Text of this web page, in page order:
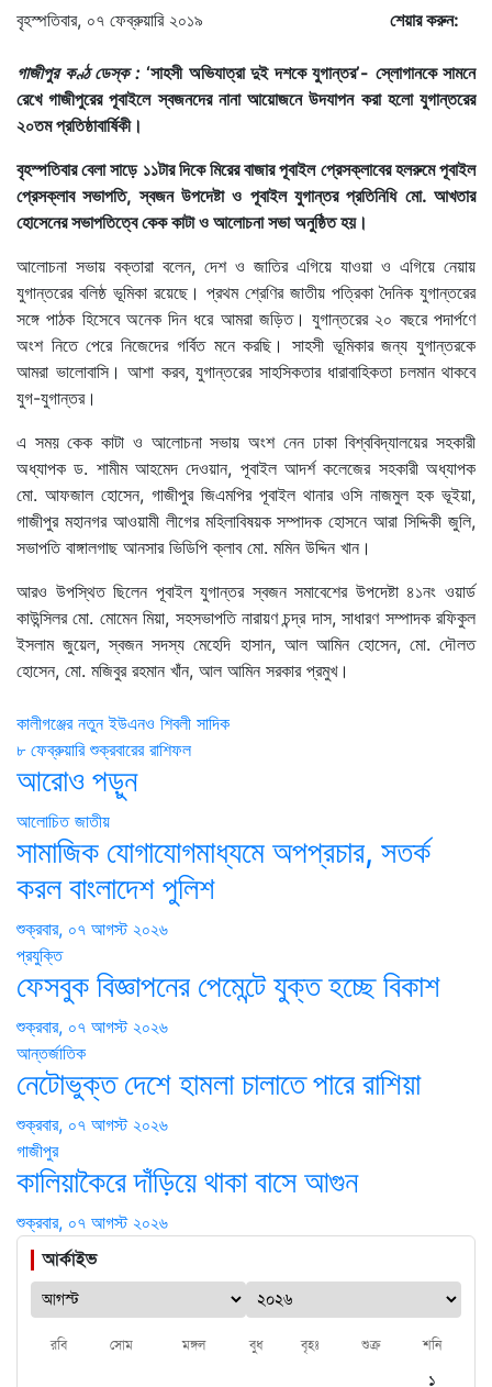
বৃহস্পতিবার, ০৭ ফেব্রুয়ারি ২০১৯ শেয়ার করুন:
গাজীপুর কণ্ঠ ডেস্ক :‘সাহসী অভিযাত্রা দুই দশকে যুগান্তর’- স্লোগানকে সামনে
রেখে গাজীপুরের পূবাইলে স্বজনদের নানা আয়োজনে উদযাপন করা হলো যুগান্তরের
২০তম প্রতিষ্ঠাবার্ষিকী।
বৃহস্পতিবার বেলা সাড়ে ১১টার দিকে মিরের বাজার পূবাইল প্রেসক্লাবের হলরুমে পূবাইল
প্রেসক্লাব সভাপতি, স্বজন উপদেষ্টা ও পূবাইল যুগান্তর প্রতিনিধি মো. আখতার
হোসেনের সভাপতিত্বে কেক কাটা ও আলোচনা সভা অনুষ্ঠিত হয়।
আলোচনা সভায় বক্তারা বলেন, দেশ ও জাতির এগিয়ে যাওয়া ও এগিয়ে নেয়ায়
যুগান্তরের বলিষ্ঠ ভূমিকা রয়েছে। প্রথম শ্রেণির জাতীয় পত্রিকা দৈনিক যুগান্তরের
সঙ্গে পাঠক হিসেবে অনেক দিন ধরে আমরা জড়িত। যুগান্তরের ২০ বছরে পদার্পণে
অংশ নিতে পেরে নিজেদের গর্বিত মনে করছি। সাহসী ভূমিকার জন্য যুগান্তরকে
আমরা ভালোবাসি। আশা করব, যুগান্তরের সাহসিকতার ধারাবাহিকতা চলমান থাকবে
যুগ-যুগান্তর।
এ সময় কেক কাটা ও আলোচনা সভায় অংশ নেন ঢাকা বিশ্ববিদ্যালয়ের সহকারী
অধ্যাপক ড. শামীম আহমেদ দেওয়ান, পূবাইল আদর্শ কলেজের সহকারী অধ্যাপক
মো. আফজাল হোসেন, গাজীপুর জিএমপির পূবাইল থানার ওসি নাজমুল হক ভূইয়া,
গাজীপুর মহানগর আওয়ামী লীগের মহিলাবিষয়ক সম্পাদক হোসনে আরা সিদ্দিকী জুলি,
সভাপতি বাঙ্গালগাছ আনসার ভিডিপি ক্লাব মো. মমিন উদ্দিন খান।
আরও উপস্থিত ছিলেন পূবাইল যুগান্তর স্বজন সমাবেশের উপদেষ্টা ৪১নং ওয়ার্ড
কাউন্সিলর মো. মোমেন মিয়া, সহসভাপতি নারায়ণ চন্দ্র দাস, সাধারণ সম্পাদক রফিকুল
ইসলাম জুয়েল, স্বজন সদস্য মেহেদি হাসান, আল আমিন হোসেন, মো. দৌলত
হোসেন, মো. মজিবুর রহমান খাঁন, আল আমিন সরকার প্রমুখ।
Post
navigation
কালীগঞ্জের নতুন ইউএনও শিবলী সাদিক
৮ ফেব্রুয়ারি শুক্রবারের রাশিফল
আরোও পড়ুন
আলোচিত জাতীয়
সামাজিক যোগাযোগমাধ্যমে অপপ্রচার, সতর্ক
করল বাংলাদেশ পুলিশ
শুক্রবার, ০৭ আগস্ট ২০২৬
প্রযুক্তি
ফেসবুক বিজ্ঞাপনের পেমেন্টে যুক্ত হচ্ছে বিকাশ
শুক্রবার, ০৭ আগস্ট ২০২৬
আন্তর্জাতিক
নেটোভুক্ত দেশে হামলা চালাতে পারে রাশিয়া
শুক্রবার, ০৭ আগস্ট ২০২৬
গাজীপুর
কালিয়াকৈরে দাঁড়িয়ে থাকা বাসে আগুন
শুক্রবার, ০৭ আগস্ট ২০২৬
আর্কাইভ
রবি সোম মঙ্গল বুধ বৃহঃ শুক্র শনি
১